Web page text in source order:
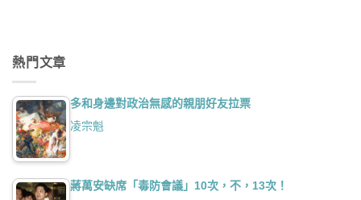
熱門文章
多和身邊對政治無感的親朋好友拉票
凌宗魁
蔣萬安缺席「毒防會議」10次，不，13次！